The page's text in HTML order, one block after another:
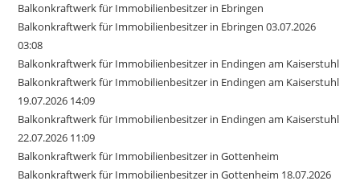
Balkonkraftwerk für Immobilienbesitzer in Ebringen
Balkonkraftwerk für Immobilienbesitzer in Ebringen 03.07.2026
03:08
Balkonkraftwerk für Immobilienbesitzer in Endingen am Kaiserstuhl
Balkonkraftwerk für Immobilienbesitzer in Endingen am Kaiserstuhl
19.07.2026 14:09
Balkonkraftwerk für Immobilienbesitzer in Endingen am Kaiserstuhl
22.07.2026 11:09
Balkonkraftwerk für Immobilienbesitzer in Gottenheim
Balkonkraftwerk für Immobilienbesitzer in Gottenheim 18.07.2026